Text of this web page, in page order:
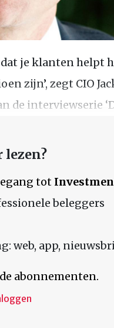
dat je klanten helpt
zijn’, zegt CIO
de interviewserie
tot
beleggers
web, app,
abonnementen.